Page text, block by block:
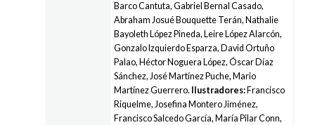
Barco Cantuta, Gabriel Bernal Casado,
Abraham Josué Bouquette Terán, Nathalie
Bayoleth López Pineda, Leire López Alarcón,
Gonzalo Izquierdo Esparza, David Ortuño
Palao, Héctor Noguera López, Óscar Díaz
Sánchez, José Martínez Puche, Mario
Martínez Guerrero.
Ilustradores: Francisco
Riquelme, Josefina Montero Jiménez,
Francisco Salcedo García, María Pilar Conn,